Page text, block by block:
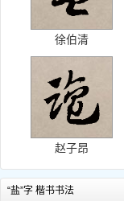
徐伯清
赵子昂
“盐”字 楷书书法